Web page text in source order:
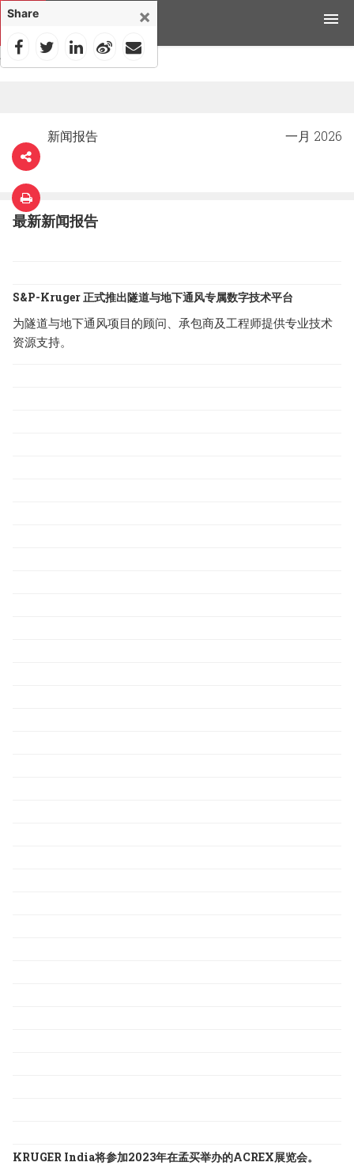
产品
工具与资源
新闻媒体
为什么选择科禄格
联系我们
首页
新闻报告 一月 2026
最新新闻报告
S&P-Kruger 正式推出隧道与地下通风专属数字技术平台
为隧道与地下通风项目的顾问、承包商及工程师提供专业技术
资源支持。
KRUGER India将参加2023年在孟买举办的ACREX展览会。
×
Share